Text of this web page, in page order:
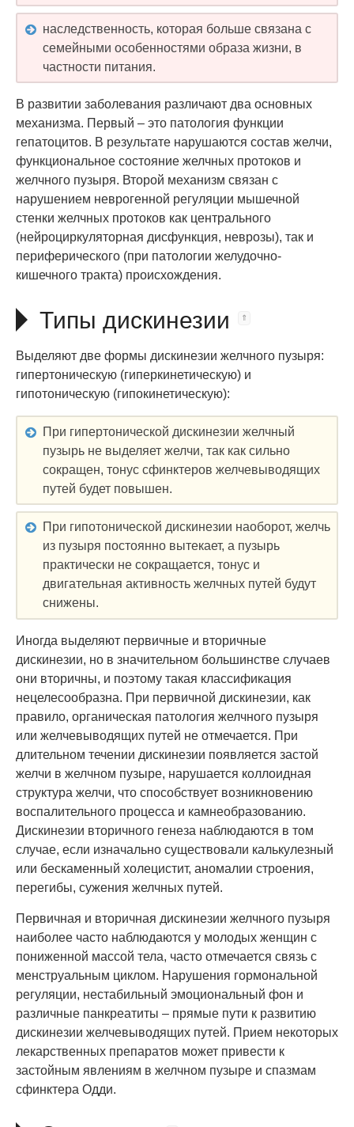
наследственность, которая больше связана с
семейными особенностями образа жизни, в
частности питания.
В развитии заболевания различают два основных
механизма. Первый – это патология функции
гепатоцитов. В результате нарушаются состав желчи,
функциональное состояние желчных протоков и
желчного пузыря. Второй механизм связан с
нарушением неврогенной регуляции мышечной
стенки желчных протоков как центрального
(нейроциркуляторная дисфункция, неврозы), так и
периферического (при патологии желудочно-
кишечного тракта) происхождения.
Типы дискинезии
Выделяют две формы дискинезии желчного пузыря:
гипертоническую (гиперкинетическую) и
гипотоническую (гипокинетическую):
При гипертонической дискинезии желчный
пузырь не выделяет желчи, так как сильно
сокращен, тонус сфинктеров желчевыводящих
путей будет повышен.
При гипотонической дискинезии наоборот, желчь
из пузыря постоянно вытекает, а пузырь
практически не сокращается, тонус и
двигательная активность желчных путей будут
снижены.
Иногда выделяют первичные и вторичные
дискинезии, но в значительном большинстве случаев
они вторичны, и поэтому такая классификация
нецелесообразна. При первичной дискинезии, как
правило, органическая патология желчного пузыря
или желчевыводящих путей не отмечается. При
длительном течении дискинезии появляется застой
желчи в желчном пузыре, нарушается коллоидная
структура желчи, что способствует возникновению
воспалительного процесса и камнеобразованию.
Дискинезии вторичного генеза наблюдаются в том
случае, если изначально существовали калькулезный
или бескаменный холецистит, аномалии строения,
перегибы, сужения желчных путей.
Первичная и вторичная дискинезии желчного пузыря
наиболее часто наблюдаются у молодых женщин с
пониженной массой тела, часто отмечается связь с
менструальным циклом. Нарушения гормональной
регуляции, нестабильный эмоциональный фон и
различные панкреатиты – прямые пути к развитию
дискинезии желчевыводящих путей. Прием некоторых
лекарственных препаратов может привести к
застойным явлениям в желчном пузыре и спазмам
сфинктера Одди.